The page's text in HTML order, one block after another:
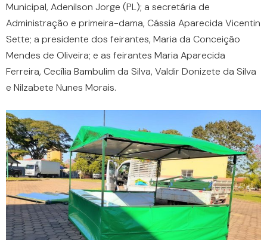
Municipal, Adenilson Jorge (PL); a secretária de
Administração e primeira-dama, Cássia Aparecida Vicentin
Sette; a presidente dos feirantes, Maria da Conceição
Mendes de Oliveira; e as feirantes Maria Aparecida
Ferreira, Cecília Bambulim da Silva, Valdir Donizete da Silva
e Nilzabete Nunes Morais.